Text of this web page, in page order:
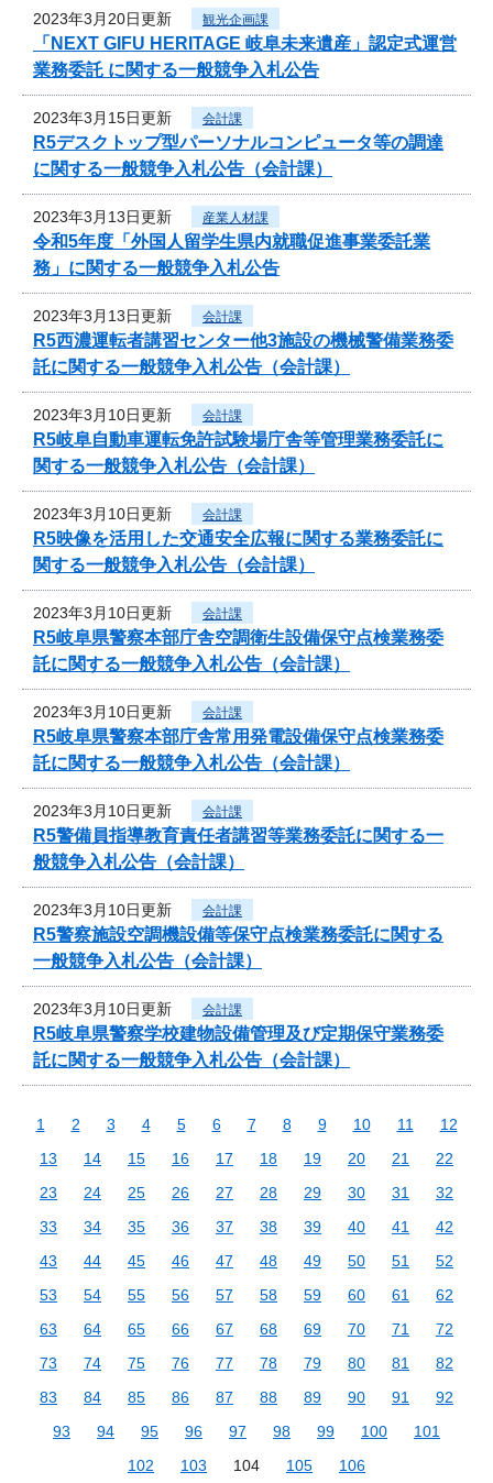
2023年3月20日更新 観光企画課
「NEXT GIFU HERITAGE 岐阜未来遺産」認定式運営
業務委託 に関する一般競争入札公告
2023年3月15日更新 会計課
R5デスクトップ型パーソナルコンピュータ等の調達
に関する一般競争入札公告（会計課）
2023年3月13日更新 産業人材課
令和5年度「外国人留学生県内就職促進事業委託業
務」に関する一般競争入札公告
2023年3月13日更新 会計課
R5西濃運転者講習センター他3施設の機械警備業務委
託に関する一般競争入札公告（会計課）
2023年3月10日更新 会計課
R5岐阜自動車運転免許試験場庁舎等管理業務委託に
関する一般競争入札公告（会計課）
2023年3月10日更新 会計課
R5映像を活用した交通安全広報に関する業務委託に
関する一般競争入札公告（会計課）
2023年3月10日更新 会計課
R5岐阜県警察本部庁舎空調衛生設備保守点検業務委
託に関する一般競争入札公告（会計課）
2023年3月10日更新 会計課
R5岐阜県警察本部庁舎常用発電設備保守点検業務委
託に関する一般競争入札公告（会計課）
2023年3月10日更新 会計課
R5警備員指導教育責任者講習等業務委託に関する一
般競争入札公告（会計課）
2023年3月10日更新 会計課
R5警察施設空調機設備等保守点検業務委託に関する
一般競争入札公告（会計課）
2023年3月10日更新 会計課
R5岐阜県警察学校建物設備管理及び定期保守業務委
託に関する一般競争入札公告（会計課）
1 2 3 4 5 6 7 8 9 10 11
12
13
14 15 16 17 18 19 20 21
22
23
24 25 26 27 28 29 30 31
32
33
34 35 36 37 38 39 40 41
42
43
44 45 46 47 48 49 50 51
52
53
54 55 56 57 58 59 60 61
62
63
64 65 66 67 68 69 70 71
72
73
74 75 76 77 78 79 80 81
82
83
84 85 86 87 88 89 90 91
92
93
94 95 96 97 98 99 100
101
102
103 104 105 106